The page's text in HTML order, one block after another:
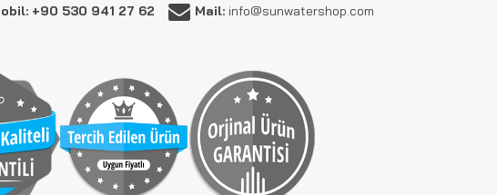
+90 530 941 27 62 Mail: info@sunwatershop.com